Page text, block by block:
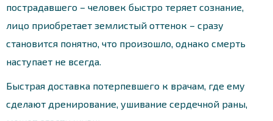
пострадавшего – человек быстро теряет сознание,
лицо приобретает землистый оттенок – сразу
становится понятно, что произошло, однако смерть
наступает не всегда.
Быстрая доставка потерпевшего к врачам, где ему
сделают дренирование, ушивание сердечной раны,